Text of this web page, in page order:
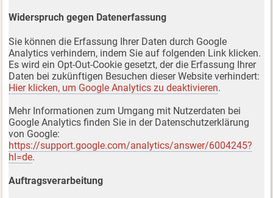
Widerspruch gegen Datenerfassung
Sie können die Erfassung Ihrer Daten durch Google
Analytics verhindern, indem Sie auf folgenden Link klicken.
Es wird ein Opt-Out-Cookie gesetzt, der die Erfassung Ihrer
Daten bei zukünftigen Besuchen dieser Website verhindert:
Hier klicken, um Google Analytics zu deaktivieren.
Mehr Informationen zum Umgang mit Nutzerdaten bei
Google Analytics finden Sie in der Datenschutzerklärung
von Google:
https://support.google.com/analytics/answer/6004245?
hl=de.
Auftragsverarbeitung